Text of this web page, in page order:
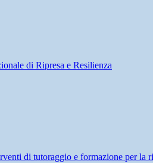
di Ripresa e Resilienza
di tutoraggio e formazione per la